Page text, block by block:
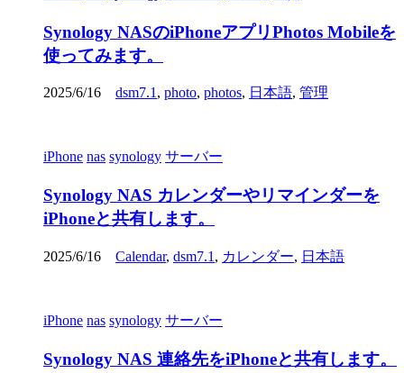
Synology NASのiPhoneアプリPhotos Mobileを
使ってみます。
2025/6/16 dsm7.1, photo, photos, 日本語, 管理
iPhone nas synology サーバー
Synology NAS カレンダーやリマインダーを
iPhoneと共有します。
2025/6/16 Calendar, dsm7.1 , カレンダー, 日本語
iPhone nas synology サーバー
Synology NAS 連絡先をiPhoneと共有します。